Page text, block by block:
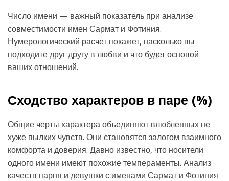
Число имени — важный показатель при анализе
совместимости имен Сармат и Фотиния.
Нумерологический расчет покажет, насколько вы
подходите друг другу в любви и что будет основой
ваших отношений.
Сходство характеров в паре (%)
Общие черты характера объединяют влюбленных не
хуже пылких чувств. Они становятся залогом взаимного
комфорта и доверия. Давно известно, что носители
одного имени имеют похожие темпераменты. Анализ
качеств парня и девушки с именами Сармат и Фотиния